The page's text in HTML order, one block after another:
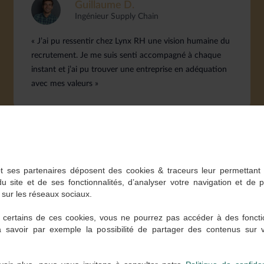
Guillaume D.
Ingénieur Supply Chain
« J’ai pu ressentir chez Lynx RH une vision humaine du
recrutement. Je me suis senti accompagné à chaque
instant et j’ai pu trouver une entreprise en adéquation
avec mes valeurs »
partenaires recrutant
ses partenaires déposent des cookies & traceurs leur permettant
site et de ses fonctionnalités, d’analyser votre navigation et de
les réseaux sociaux.
certains de ces cookies, vous ne pourrez pas accéder à des
savoir par exemple la possibilité de partager des contenus sur